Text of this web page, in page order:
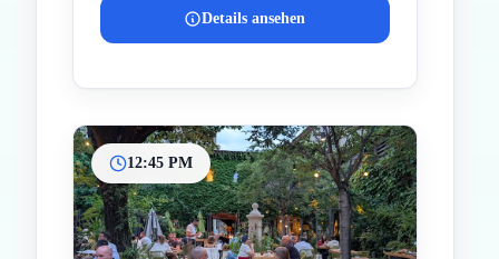
Details ansehen
12:45 PM